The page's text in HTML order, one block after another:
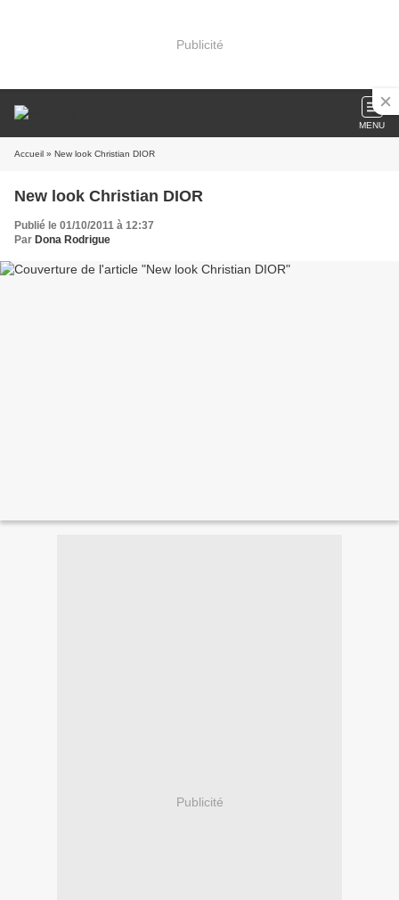
Publicité
MENU
Accueil » New look Christian DIOR
New look Christian DIOR
Publié le 01/10/2011 à 12:37
Par Dona Rodrigue
Publicité